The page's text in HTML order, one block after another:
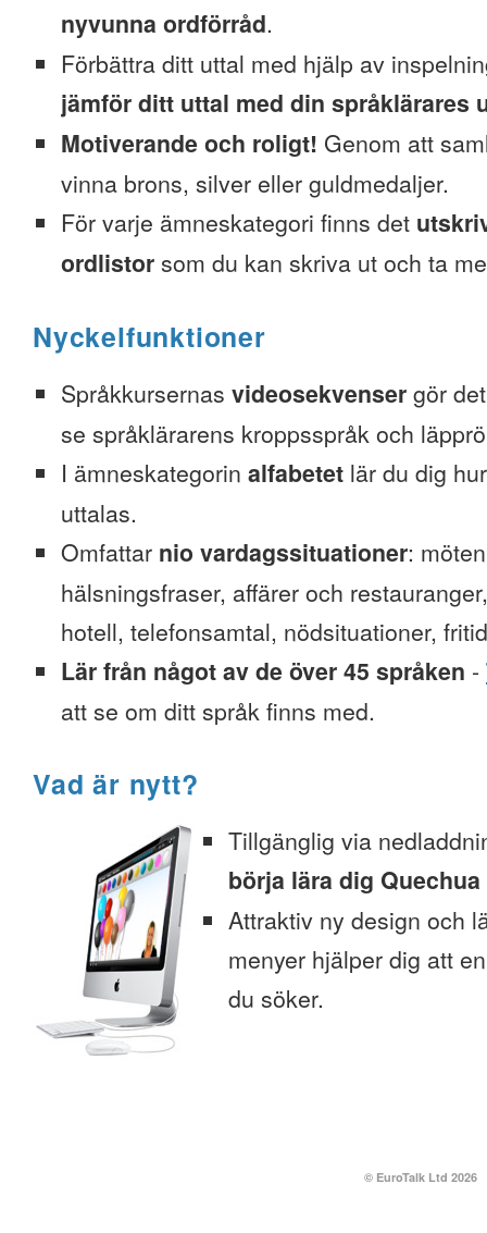
nyvunna ordförråd.
Förbättra ditt uttal med hjälp av
jämför ditt uttal med din språklärares
Motiverande och roligt! Genom att
vinna brons, silver eller guldmedaljer.
För varje ämneskategori finns det
ordlistor som du kan skriva ut och ta
Nyckelfunktioner
Språkkursernas videosekvenser gör
se språklärarens kroppsspråk och
I ämneskategorin alfabetet lär du dig
uttalas.
Omfattar nio vardagssituationer:
hälsningsfraser, affärer och
hotell, telefonsamtal, nödsituationer,
Lär från något av de över 45 språken -
att se om ditt språk finns med.
Vad är nytt?
Tillgänglig via
börja lära dig
Attraktiv ny design och
menyer hjälper dig att
du söker.
© EuroTalk Ltd 2026